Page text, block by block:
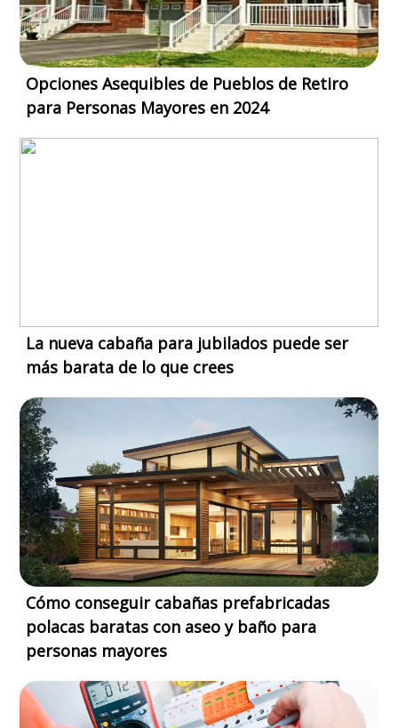
Opciones Asequibles de Pueblos de Retiro
para Personas Mayores en 2024
La nueva cabaña para jubilados puede ser
más barata de lo que crees
Cómo conseguir cabañas prefabricadas
polacas baratas con aseo y baño para
personas mayores